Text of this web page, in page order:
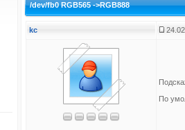
/dev/fb0 RGB565 ->RGB888
kc
По